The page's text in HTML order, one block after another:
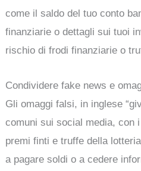
come il saldo del tuo conto
finanziarie o dettagli sui tuoi
rischio di frodi finanziarie o
Condividere fake news e
Gli omaggi falsi, in inglese
comuni sui social media, con
premi finti e truffe della
a pagare soldi o a cedere